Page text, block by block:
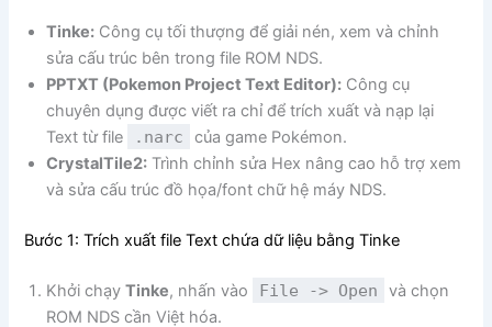
Tinke: Công cụ tối thượng để giải nén, xem và chỉnh
sửa cấu trúc bên trong file ROM NDS.
PPTXT (Pokemon Project Text Editor): Công cụ
chuyên dụng được viết ra chỉ để trích xuất và nạp lại
Text từ file
.narc
của game Pokémon.
CrystalTile2: Trình chỉnh sửa Hex nâng cao hỗ trợ xem
và sửa cấu trúc đồ họa/font chữ hệ máy NDS.
Bước 1: Trích xuất file Text chứa dữ liệu bằng Tinke
Khởi chạyTinke, nhấn vào File -> Open
và chọn
ROM NDS cần Việt hóa.